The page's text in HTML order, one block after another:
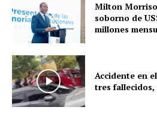
Milton
soborno de
millones
Accidente en
tres